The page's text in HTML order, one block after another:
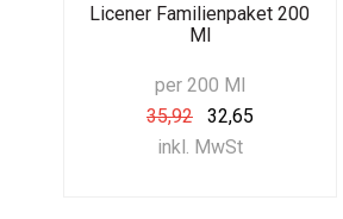
Licener Familienpaket 200
Ml
per 200 Ml
35,92
32,65
inkl. MwSt